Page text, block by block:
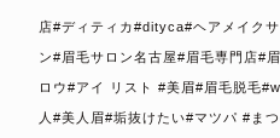
店#ディティカ#dityca#ヘアメイク
ン#眉毛サロン名古屋#眉毛専門店#
ロウ#アイ リスト #美眉#眉毛脱毛
人#美人眉#垢抜けたい#マツパ #ま